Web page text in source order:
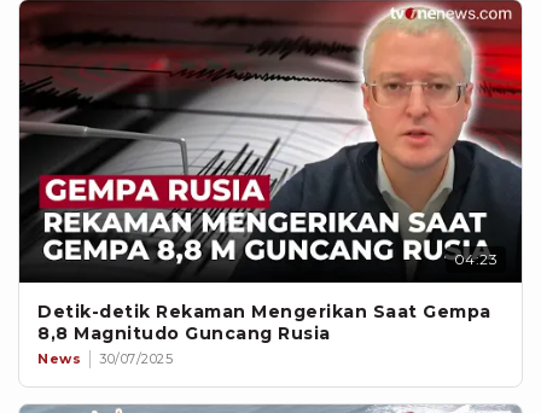
04:23
Detik-detik Rekaman Mengerikan Saat Gempa
8,8 Magnitudo Guncang Rusia
News 30/07/2025